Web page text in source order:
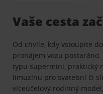
Vaše cesta
Od chvíle, kdy vstoupíte
pronájem vozu
typu supermini, praktický
limuzínu pro svatební či
víceúčelový rodinný